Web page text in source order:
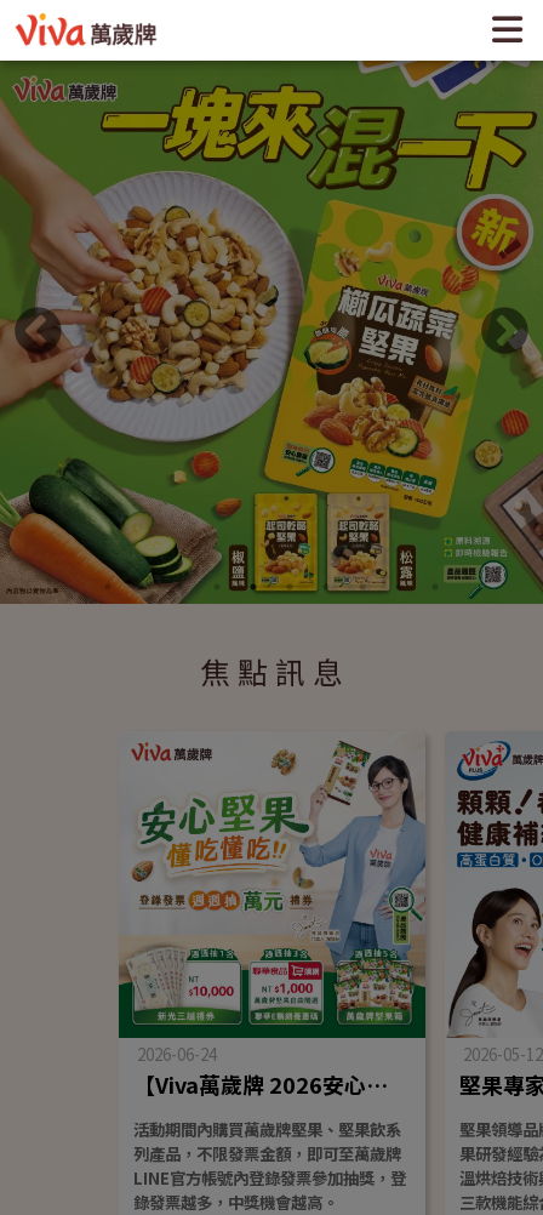
VIVA萬歲牌-不是萬歲牌，我可是不吃的喔！
焦 點 訊 息
2026-06-24
【Viva萬歲牌 2026安心堅果週週抽】抽奬活動辦法
活動期間內購買萬歲牌堅果、堅果飲系
列產品，不限發票金額，即可至萬歲牌
LINE官方帳號內登錄發票參加抽獎，登
錄發票越多，中獎機會越高。
2026-05-12
精準補充不再拚意志力
堅果領導
果研發經
溫烘焙技
三款機能